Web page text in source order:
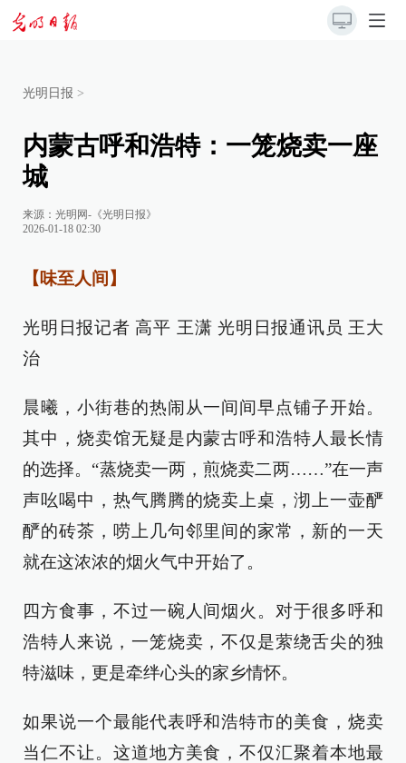
光明日报 >
内蒙古呼和浩特：一笼烧卖一座
城
来源： 光明网-《光明日报》
2026-01-18 02:30
【味至人间】
光明日报记者 高平 王潇 光明日报通讯员 王大
治
晨曦，小街巷的热闹从一间间早点铺子开始。
其中，烧卖馆无疑是内蒙古呼和浩特人最长情
的选择。“蒸烧卖一两，煎烧卖二两……”在一声
声吆喝中，热气腾腾的烧卖上桌，沏上一壶酽
酽的砖茶，唠上几句邻里间的家常，新的一天
就在这浓浓的烟火气中开始了。
四方食事，不过一碗人间烟火。对于很多呼和
浩特人来说，一笼烧卖，不仅是萦绕舌尖的独
特滋味，更是牵绊心头的家乡情怀。
如果说一个最能代表呼和浩特市的美食，烧卖
当仁不让。这道地方美食，不仅汇聚着本地最